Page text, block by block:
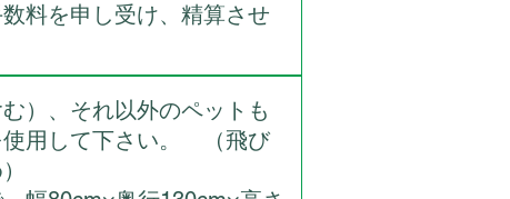
料を申し受け、精算させ
）、それ以外のペットも
用して下さい。 （飛び